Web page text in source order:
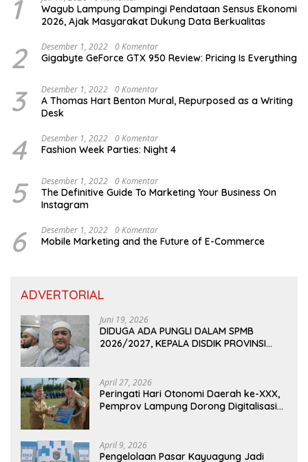
1
Wagub Lampung Dampingi Pendataan Sensus Ekonomi
2026, Ajak Masyarakat Dukung Data Berkualitas
2 Desember 1, 2022 0 Komentar
Gigabyte GeForce GTX 950 Review: Pricing Is Everything
3 Desember 1, 2022 0 Komentar
A Thomas Hart Benton Mural, Repurposed as a Writing
Desk
4 Desember 1, 2022 0 Komentar
Fashion Week Parties: Night 4
5 Desember 1, 2022 0 Komentar
The Definitive Guide To Marketing Your Business On
Instagram
6 Desember 1, 2022 0 Komentar
Mobile Marketing and the Future of E-Commerce
ADVERTORIAL
Juni 19, 2026
DIDUGA ADA PUNGLI DALAM SPMB
2026/2027, KEPALA DISDIK PROVINSI
April 27, 2026
Peringati Hari Otonomi Daerah ke-XXX,
Pemprov Lampung Dorong Digitalisasi
April 9, 2026
Pengelolaan Pasar Kayuagung Jadi